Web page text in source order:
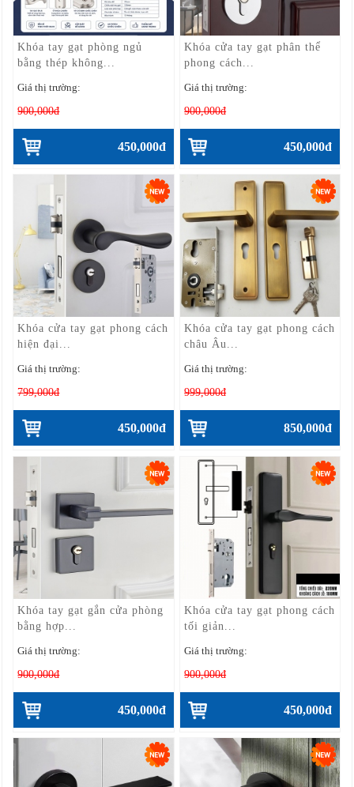
Khóa tay gạt phòng ngủ
bằng thép không...
Giá thị trường:
900,000đ
450,000đ
Khóa cửa tay gạt phân thể
phong cách...
Giá thị trường:
900,000đ
450,000đ
Khóa cửa tay gạt phong cách
hiện đại...
Giá thị trường:
799,000đ
450,000đ
Khóa cửa tay gạt phong cách
châu Âu...
Giá thị trường:
999,000đ
850,000đ
Khóa tay gạt gắn cửa phòng
bằng hợp...
Giá thị trường:
900,000đ
450,000đ
Khóa cửa tay gạt phong cách
tối giản...
Giá thị trường:
900,000đ
450,000đ